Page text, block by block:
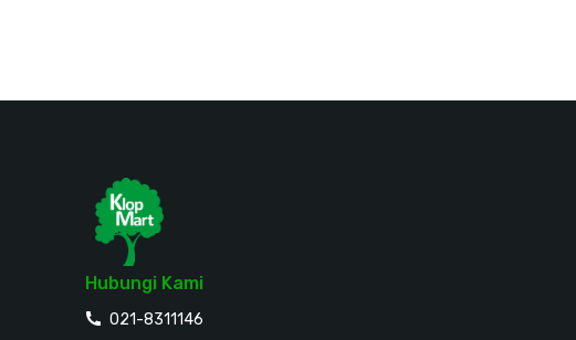
Hubungi Kami
021-8311146